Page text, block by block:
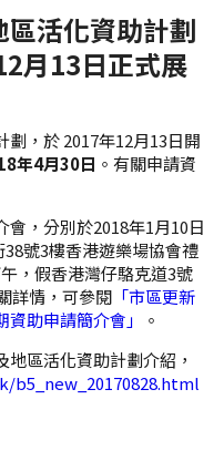
活化資助計劃
月13日正式展
，於 2017年12月13日開
年4月30日 。有關申請資
，分別於2018年1月10日
號3樓香港遊樂場協會禮
，假香港灣仔駱克道3號
詳情，可參閱 「市區更新
助申請簡介會」
。
區活化資助計劃介紹，